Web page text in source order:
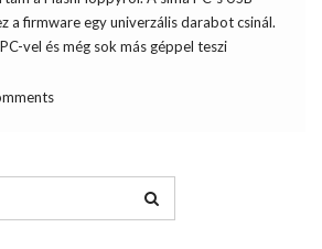
a firmware egy univerzális darabot csinál.
vel és még sok más géppel teszi
többsége arra vezethető vissza, hogy […]